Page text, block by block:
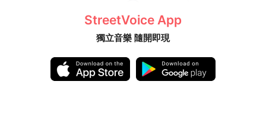
StreetVoice App
獨立音樂 隨開即現